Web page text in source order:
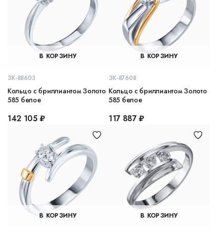
В КОРЗИНУ
ЗК-88603
Кольцо с бриллиантом Золото
585 белое
142 105 ₽
В КОРЗИНУ
ЗК-87608
Кольцо с бриллиантом Золото
585 белое
117 887 ₽
В КОРЗИНУ В КОРЗИНУ